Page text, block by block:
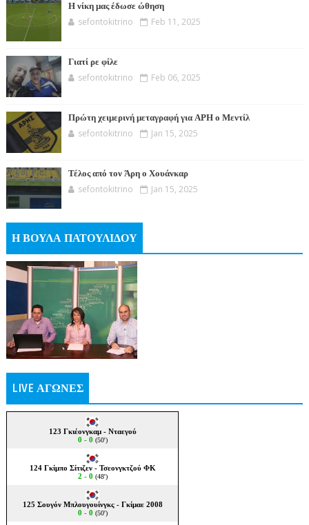
Η νίκη μας έδωσε ώθηση
sefontokitrino Feb 11, 2025
Γιατί ρε φίλε
sefontokitrino Feb 06, 2025
Πρώτη χειμερινή μεταγραφή για ΑΡΗ ο Μεντίλ
sefontokitrino Jan 15, 2025
Τέλος από τον Άρη ο Χουάνκαρ
sefontokitrino Jan 15, 2025
Η ΒΟΥΛΑ ΠΑΤΟΥΛΙΔΟΥ
LIVE ΑΓΩΝΕΣ